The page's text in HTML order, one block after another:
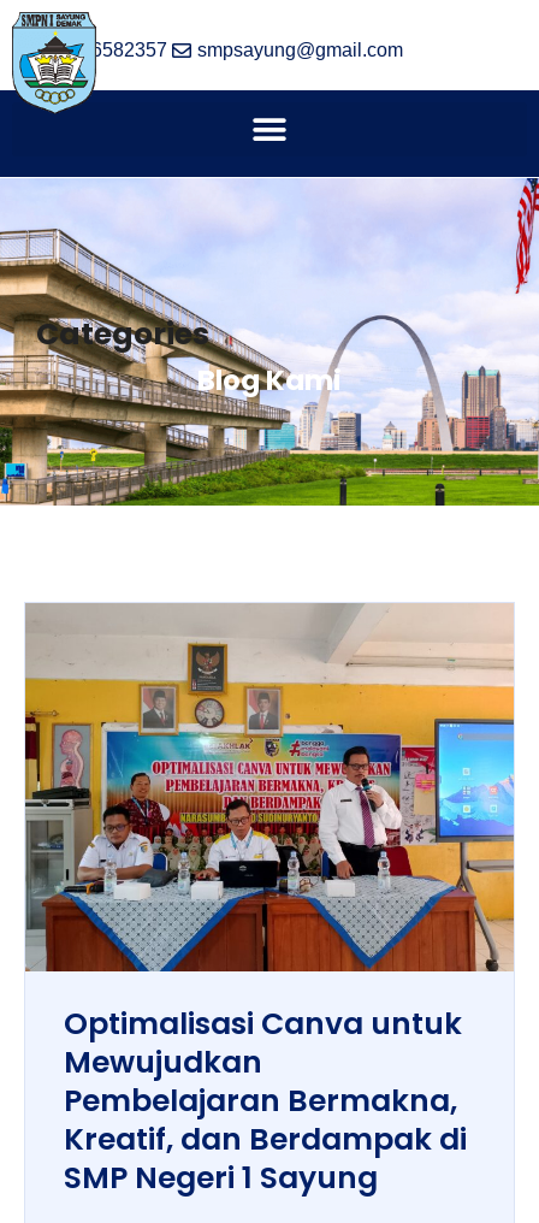
(024) 6582357 smpsayung@gmail.com
Categories
Blog Kami
Optimalisasi Canva untuk
Mewujudkan
Pembelajaran Bermakna,
Kreatif, dan Berdampak di
SMP Negeri 1 Sayung